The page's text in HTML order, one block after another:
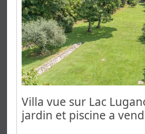
Villa vue sur Lac
jardin et piscine a